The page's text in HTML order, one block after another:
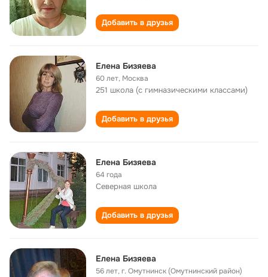
Добавить в друзья
Елена Бизяева
60 лет, Москва
251 школа (с гимназическими классами)
Добавить в друзья
Елена Бизяева
64 года
Северная школа
Добавить в друзья
Елена Бизяева
56 лет,г. Омутнинск (Омутнинский район)